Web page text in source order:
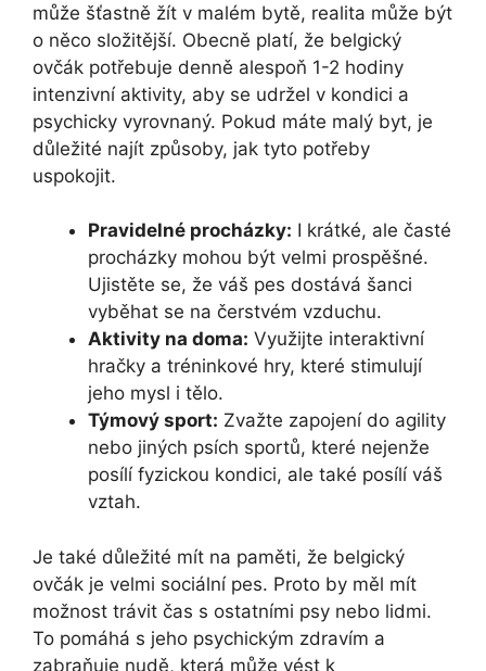
může šťastně žít v malém bytě, realita může být
o něco složitější. Obecně platí, že belgický
ovčák potřebuje denně alespoň 1-2 hodiny
intenzivní aktivity, aby se udržel v kondici a
psychicky vyrovnaný. Pokud máte malý byt, je
důležité najít způsoby, jak tyto potřeby
uspokojit.
Pravidelné procházky: I krátké, ale časté
procházky mohou být velmi prospěšné.
Ujistěte se, že váš pes dostává šanci
vyběhat se na čerstvém vzduchu.
Aktivity na doma: Využijte interaktivní
hračky a tréninkové hry, které stimulují
jeho mysl i tělo.
Týmový sport: Zvažte zapojení do agility
nebo jiných psích sportů, které nejenže
posílí fyzickou kondici, ale také posílí váš
vztah.
Je také důležité mít na paměti, že belgický
ovčák je velmi sociální pes. Proto by měl mít
možnost trávit čas s ostatními psy nebo lidmi.
To pomáhá s jeho psychickým zdravím a
zabraňuje nudě, která může vést k